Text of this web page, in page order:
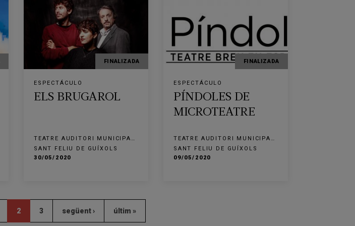
FINALIZADA
ESPECTÁCULO
ELS BRUGAROL
TEATRE AUDITORI MUNICIPAL
NARCÍS MASFERRER
SANT FELIU DE GUÍXOLS
30/05/2020
FINALIZADA
ESPECTÁCULO
PÍNDOLES DE
MICROTEATRE
TEATRE AUDITORI MUNICIPAL
NARCÍS MASFERRER
SANT FELIU DE GUÍXOLS
09/05/2020
2 3 següent › últim »